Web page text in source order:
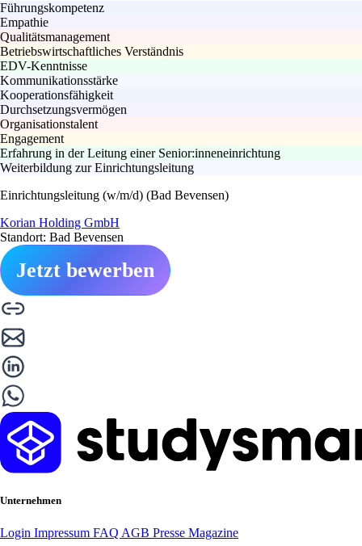
Führungskompetenz
Empathie
Qualitätsmanagement
Betriebswirtschaftliches Verständnis
EDV-Kenntnisse
Kommunikationsstärke
Kooperationsfähigkeit
Durchsetzungsvermögen
Organisationstalent
Engagement
Erfahrung in der Leitung einer Senior:inneneinrichtung
Weiterbildung zur Einrichtungsleitung
Einrichtungsleitung (w/m/d) (Bad Bevensen)
Korian Holding GmbH
Standort: Bad Bevensen
Jetzt bewerben
Unternehmen
Login Impressum FAQ AGB Presse Magazine